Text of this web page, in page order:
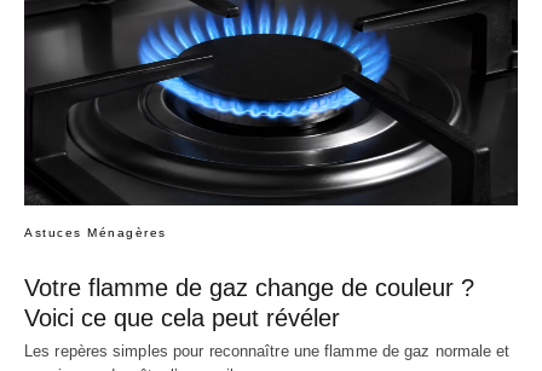
Astuces Ménagères
Votre flamme de gaz change de couleur ?
Voici ce que cela peut révéler
Les repères simples pour reconnaître une flamme de gaz normale et